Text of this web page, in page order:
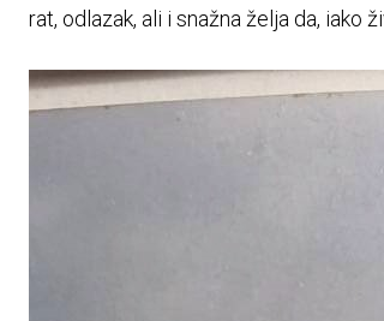
rat, odlazak, ali i snažna želja da, iako